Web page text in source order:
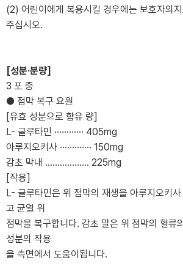
(2) 어린이에게 복용시킬 경우에는 보호자의
주십시오.
[성분·분량]
3 포 중
● 점막 복구 요원
[유효 성분으로 함유 량]
L- 글루타민 ············ 405mg
아루지오키사 ············· 150mg
감초 막내 .................. 225mg
[작용]
L- 글루타민은 위 점막의 재생을 아루지오키
고 균열 위
점막을 복구합니다. 감초 말은 위 점막의 혈류
성분의 작용
을 측면에서 도움이됩니다.